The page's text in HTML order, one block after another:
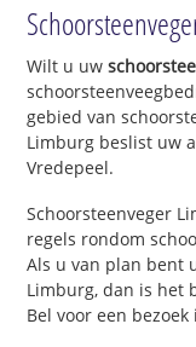
Wilt u uw
gebied van
Limburg beslist uw
Vredepeel.
Schoorsteenveger
regels rondom
Als u van plan bent
Limburg, dan is het
Bel voor een